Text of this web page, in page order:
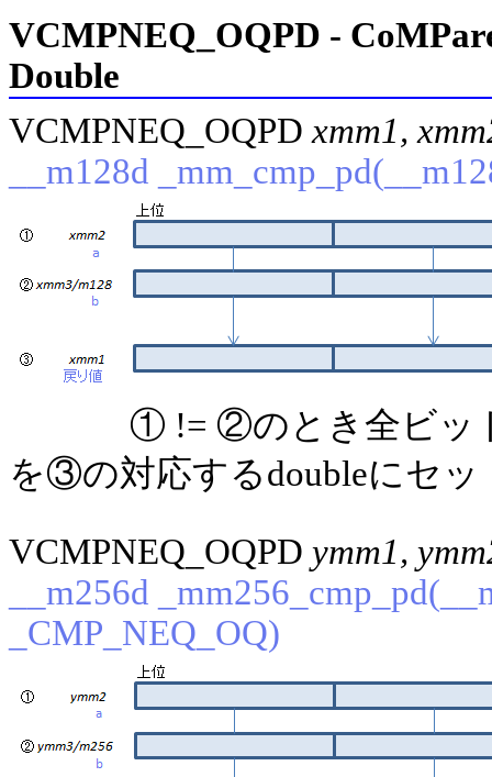
VCMPNEQ_OQPD -
Double
VCMPNEQ_OQPD xmm1,
__m128d
① != ②のとき全ビッ
を③の対応するdoubleにセッ
VCMPNEQ_OQPD ymm1,
__m256d
_CMP_NEQ_OQ)